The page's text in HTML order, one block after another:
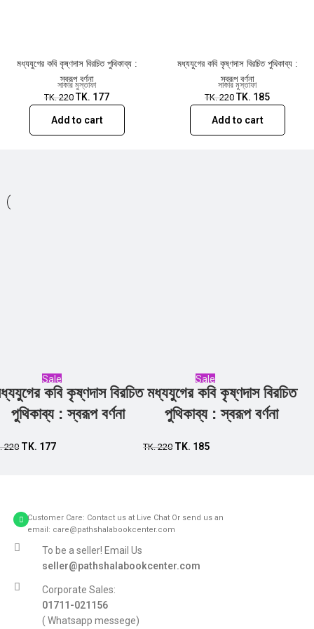
থেকে বাৎসরিকভাবে প্রকাশিত হচ্ছে ফোকলোর গবেষণা পত্রিকা।
মধ্যযুগের কবি কৃষ্ণদাস বিরচিত পুথিকাব্য :
স্বরূপ বর্ণনা
সাকার মুস্তাফা
TK.220 TK. 177
Add to cart
মধ্যযুগের কবি কৃষ্ণদাস বিরচিত পুথিকাব্য :
স্বরূপ বর্ণনা
সাকার মুস্তাফা
TK.220 TK. 185
Add to cart
Sale
Add to cart
কবি কৃষ্ণদাস বিরচিত
পুথিকাব্য : স্বরূপ বর্ণনা
220 TK. 177
Sale
Add to cart
মধ্যযুগের কবি কৃষ্ণদাস বিরচিত
পুথিকাব্য : স্বরূপ বর্ণনা
TK.220 TK. 185
Customer Care: Contact us at Live Chat Or send us an
email: care@pathshalabookcenter.com
To be a seller! Email Us
seller@pathshalabookcenter.com
Corporate Sales:
01711-021156
( Whatsapp messege)